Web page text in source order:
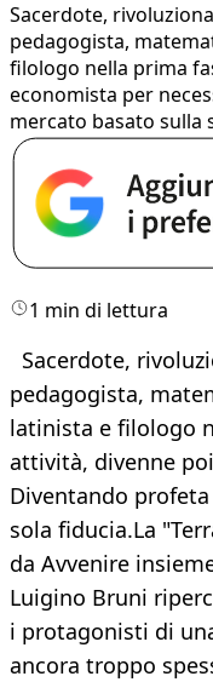
Sacerdote,
pedagogista,
filologo nella prima
economista per
mercato basato sulla
1 min di lettura
Sacerdote,
pedagogista,
latinista e filologo
attività, divenne
Diventando
sola fiducia.La
da Avvenire
Luigino Bruni
i protagonisti di
ancora troppo